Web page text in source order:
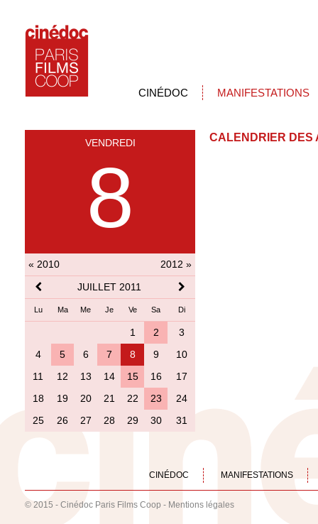
CINÉDOC MANIFESTATIONS
VENDREDI
8
« 2010
2012 »
JUILLET 2011
Lu Ma Me Je Ve Sa Di
1 2
3
4
5 6 7 8 9
10
11
12 13 14 15 16
17
18
19 20 21 22 23
24
25
26 27 28 29 30 31
CALENDRIER DES
CINÉDOC MANIFESTATIONS
© 2015 - Cinédoc Paris Films Coop - Mentions légales